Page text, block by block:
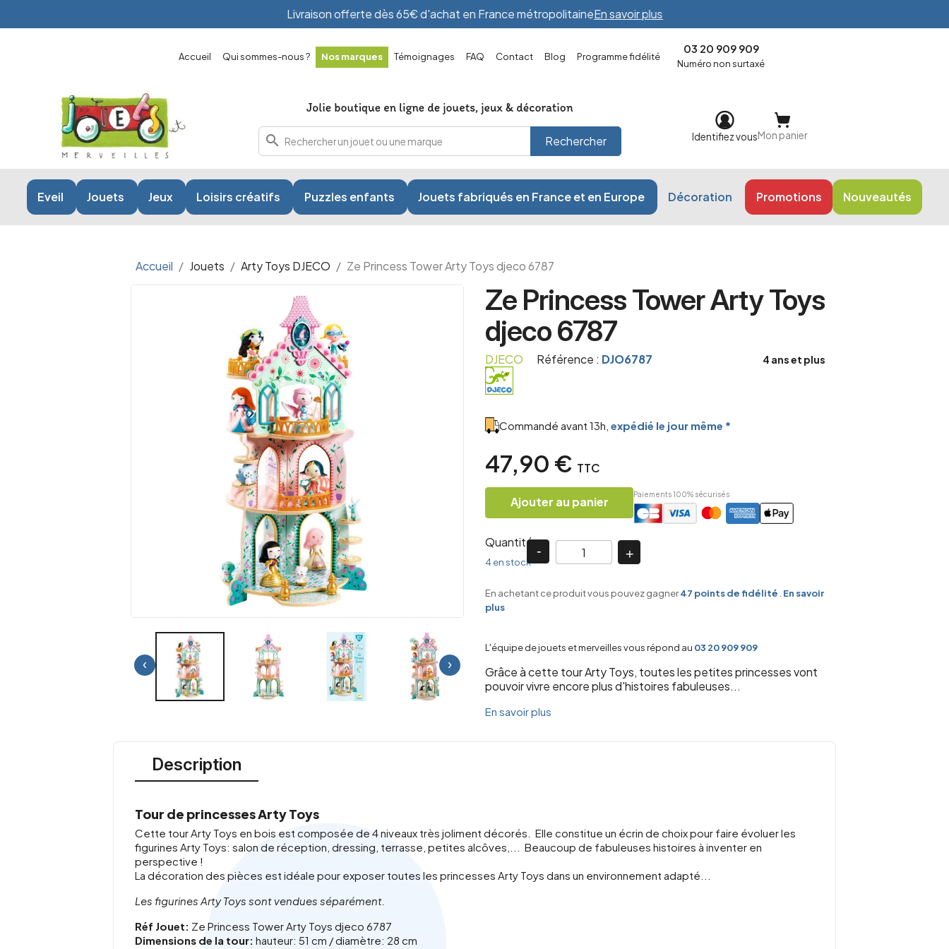
Commande passée avant 13h00 : expédiée aujourd'hui !*En savoir plus
Accueil Qui sommes-nous ? Nos marques Témoignages FAQ Contact Blog Programme fidélité
03 20 909 909
Numéro non surtaxé
search Rechercher Identifiez vousMon panier
Eveil Jouets Jeux Loisirs créatifs Puzzles enfants Jouets fabriqués en France et en Europe Décoration Promotions Nouveautés
Accueil Jouets Arty Toys DJECO Ze Princess Tower Arty Toys djeco 6787
‹ ›
Ze Princess Tower Arty Toys
djeco 6787
DJECO Référence : DJO6787 4 ans et plus
Commandé avant 13h, expédié le jour même *
47,90 € TTC
Ajouter au panier Paiements 100% sécurisés
Quantité
4 en stock
En achetant ce produit vous pouvez gagner47 points de fidélité En savoir
plus
L'équipe de jouets et merveilles vous répond au 03 20 909 909
Grâce à cette tour Arty Toys, toutes les petites princesses vont
pouvoir vivre encore plus d'histoires fabuleuses...
En savoir plus
Description
Tour de princesses Arty Toys
Cette tour Arty Toys en bois est composée de 4 niveaux très joliment décorés. Elle constitue un écrin de choix pour faire évoluer les
figurines Arty Toys: salon de réception, dressing, terrasse, petites alcôves,... Beaucoup de fabuleuses histoires à inventer en
perspective !
La décoration des pièces est idéale pour exposer toutes les princesses Arty Toys dans un environnement adapté...
Les figurines Arty Toys sont vendues séparément.
Réf Jouet: Ze Princess Tower Arty Toys djeco 6787
Dimensions de la tour: hauteur: 51 cm / diamètre: 28 cm